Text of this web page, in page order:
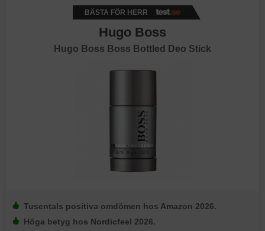
BÄSTA FÖR HERR
Hugo Boss
Hugo Boss Boss Bottled Deo Stick
Tusentals positiva omdömen hos Amazon 2026.
Höga betyg hos Nordicfeel 2026.